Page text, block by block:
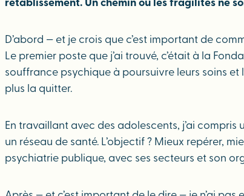
rétablissement. Un chemin où les fragilités ne
D’abord — et je crois que c’est important de
Le premier poste que j’ai trouvé, c’était à la
souffrance psychique à poursuivre leurs soins et
plus la quitter.
En travaillant avec des adolescents, j’ai
un réseau de santé. L’objectif ? Mieux repérer,
psychiatrie publique, avec ses secteurs et son